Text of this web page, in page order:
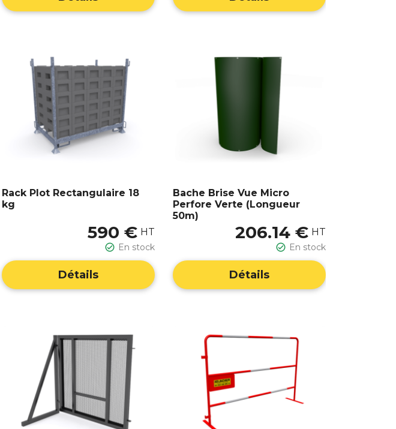
Rack Plot Rectangulaire 18
kg
590 € HT
 En stock
Détails
Bache Brise Vue Micro
Perfore Verte (Longueur
50m)
206.14 € HT
 En stock
Détails